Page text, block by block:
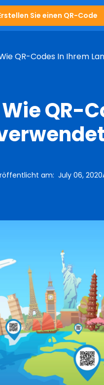
Sie einen QR-Code
QR-Codes In Ihrem
QR-
am:July 06, 2020